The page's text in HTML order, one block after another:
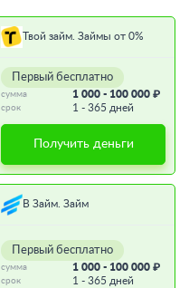
Твой займ. Займы от 0%
Первый бесплатно
сумма 1 000 - 100 000 ₽
срок 1 - 365 дней
Получить деньги
В Займ. Займ
Первый бесплатно
сумма 1 000 - 100 000 ₽
срок 1 - 365 дней